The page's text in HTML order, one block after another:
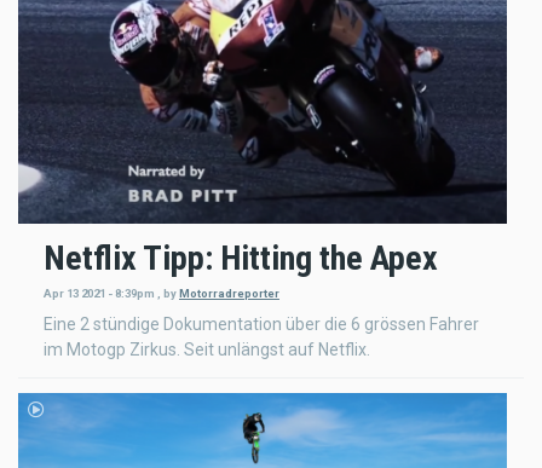
Netflix Tipp: Hitting the Apex
Apr 13 2021 - 8:39pm byMotorradreporter
Eine 2 stündige Dokumentation über die 6 grössen Fahrer
im Motogp Zirkus. Seit unlängst auf Netflix.